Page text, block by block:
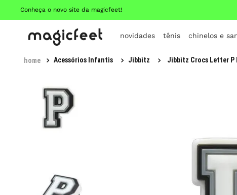
Conheça o novo site da magicfeet!
novidades tênis chinelos e
Acessórios Infantis Jibbitz Jibbitz Crocs Letter